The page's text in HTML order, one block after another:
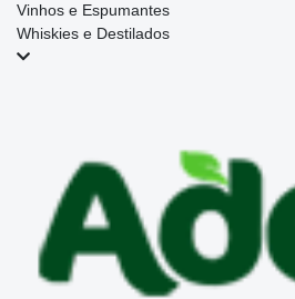
Vinhos e Espumantes
Whiskies e Destilados